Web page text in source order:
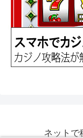
ネットで